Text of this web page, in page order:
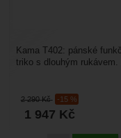
2 290Kč -15 %
1 947 Kč
Kama T402: pánské
triko s dlouhým rukávem.